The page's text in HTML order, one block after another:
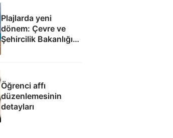
Plajlarda yeni
dönem: Çevre ve
Şehircilik Bakanlığı
yetkilendirildi
Öğrenci affı
düzenlemesinin
detayları